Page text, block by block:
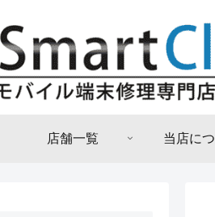
店舗一覧 当店に